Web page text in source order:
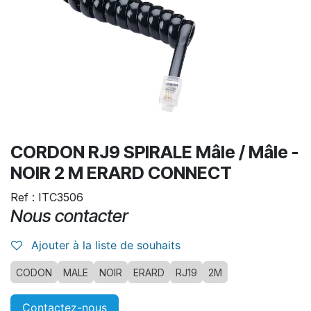
CORDON RJ9 SPIRALE Mâle / Mâle -
NOIR 2 M ERARD CONNECT
Ref : ITC3506
Nous contacter
Ajouter à la liste de souhaits
CODON MALE NOIR ERARD RJ19 2M
Contactez-nous